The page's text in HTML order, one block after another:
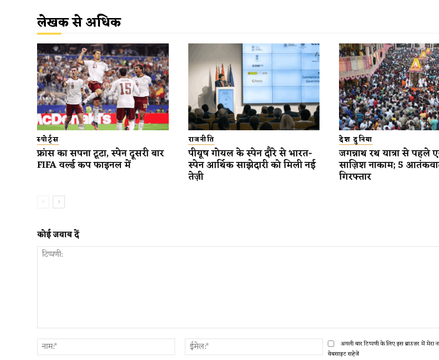
लेखक से अधिक
स्पोर्ट्स
फ्रांस का सपना टूटा, स्पेन दूसरी बार
FIFA वर्ल्ड कप फाइनल में
राजनीति
पीयूष गोयल के स्पेन दौरे से भारत-
स्पेन आर्थिक साझेदारी को मिली नई
तेज़ी
देश दुनिया
जगन्नाथ रथ यात्रा से पहले
साज़िश नाकाम; 5
गिरफ्तार
कोई जवाब दें
नाम:*
ईमेल:*अगली बार टिप्पणी के लिए इस ब्राउज़र में
वेबसाइट सहेजें